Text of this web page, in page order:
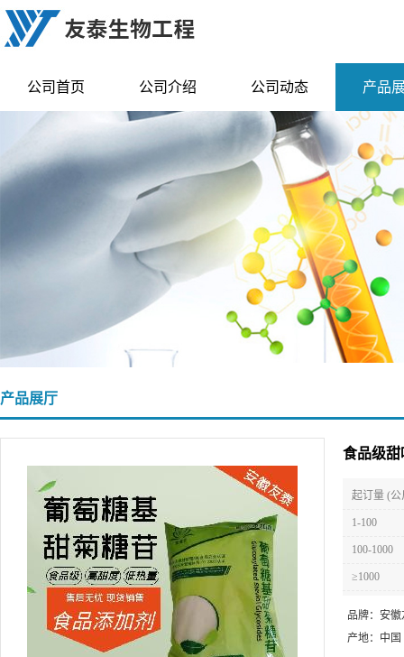
公司首页 公司介绍 公司动态 产品
产品展厅
食品级甜
起订量 (公
1-100
100-1000
≥1000
品牌： 安徽
产地： 中国